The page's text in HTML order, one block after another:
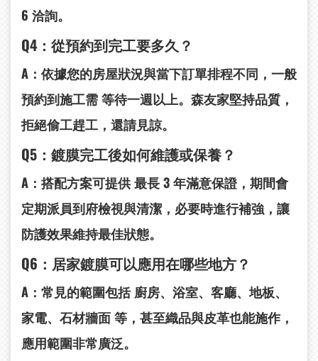
6 洽詢。
Q4 ：從預約到完工要多久？
A：依據您的房屋狀況與當下訂單排程不同，一般
預約到施工需等待一週以上。森友家堅持品質，
拒絕偷工趕工，還請見諒。
Q5 ：鍍膜完工後如何維護或保養？
A：搭配方案可提供最長 3年滿意保證，期間會
定期派員到府檢視與清潔，必要時進行補強，讓
防護效果維持最佳狀態。
Q6 ：居家鍍膜可以應用在哪些地方？
A：常見的範圍包括 廚房、浴室、客廳、地板、
家電、石材牆面等，甚至織品與皮革也能施作，
應用範圍非常廣泛。